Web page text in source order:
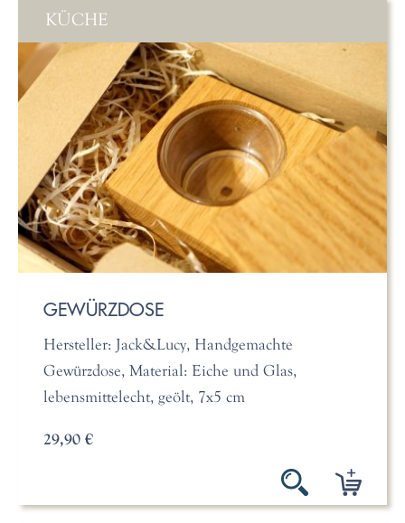
KÜCHE
GEWÜRZDOSE
Hersteller: Jack&Lucy, Handgemachte
Gewürzdose, Material: Eiche und Glas,
lebensmittelecht, geölt, 7x5 cm
29,90 €